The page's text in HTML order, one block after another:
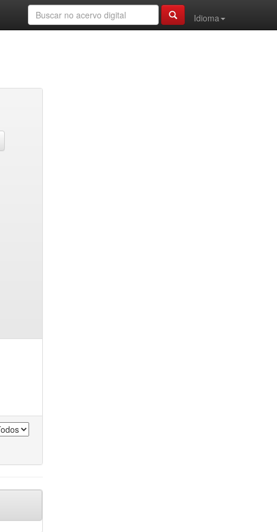
Idioma